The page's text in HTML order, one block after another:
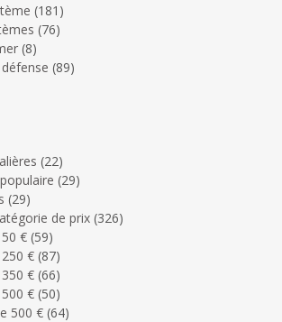
(181)
(76)
(8)
(89)
(22)
(29)
(29)
de prix (326)
€ (59)
€ (87)
€ (66)
€ (50)
500 € (64)